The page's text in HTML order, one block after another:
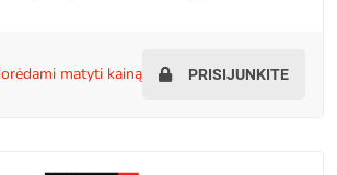
norėdami matyti kainą PRISIJUNKITE